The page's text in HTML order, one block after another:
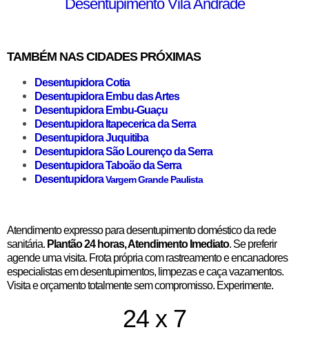
Desentupimento Vila Andrade
TAMBÉM NAS CIDADES PRÓXIMAS
Desentupidora Cotia
Desentupidora Embu das Artes
Desentupidora Embu-Guaçu
Desentupidora Itapecerica da Serra
Desentupidora Juquitiba
Desentupidora São Lourenço da Serra
Desentupidora Taboão da Serra
DesentupidoraVargem Grande Paulista
Atendimento expresso para desentupimento doméstico da rede
sanitária. Plantão 24 horas, Atendimento Imediato. Se preferir
agende uma visita. Frota própria com rastreamento e encanadores
especialistas em desentupimentos, limpezas e caça vazamentos.
Visita e orçamento totalmente sem compromisso. Experimente.
24 x 7